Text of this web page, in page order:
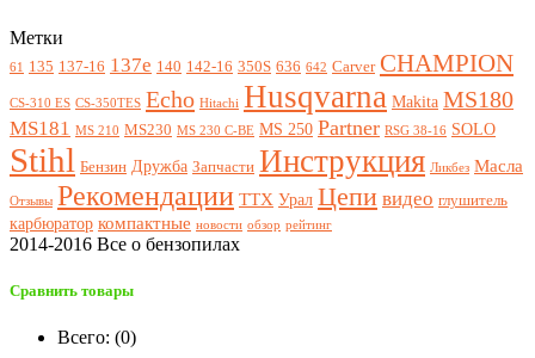
Метки
61 135 137-16 137e 140 142-16 350S 636 642 Carver CHAMPION
CS-310 ES CS-350TES Echo Hitachi Husqvarna Makita MS180
MS181 MS 210 MS230 MS 230 C-BE MS 250 Partner RSG 38-16 SOLO
Stihl Бензин Дружба Запчасти Инструкция Ликбез Масла
Отзывы Рекомендации ТТХ Урал Цепи видео глушитель
карбюратор компактные новости обзор рейтинг
2014-2016 Все о бензопилах
Сравнить товары
Всего: (0)